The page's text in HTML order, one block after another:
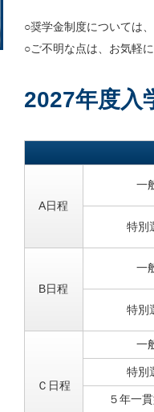
○奨学金制度については
○ご不明な点は、お気軽
2027年度入
A日程
一
特別
B日程
一
特別
Ｃ日程
一
特別
５年一